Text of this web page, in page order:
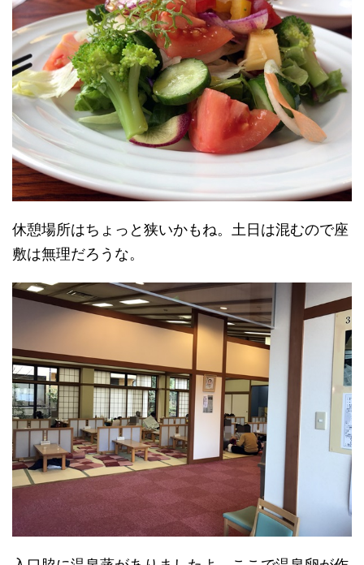
休憩場所はちょっと狭いかもね。土日は混むので座
敷は無理だろうな。